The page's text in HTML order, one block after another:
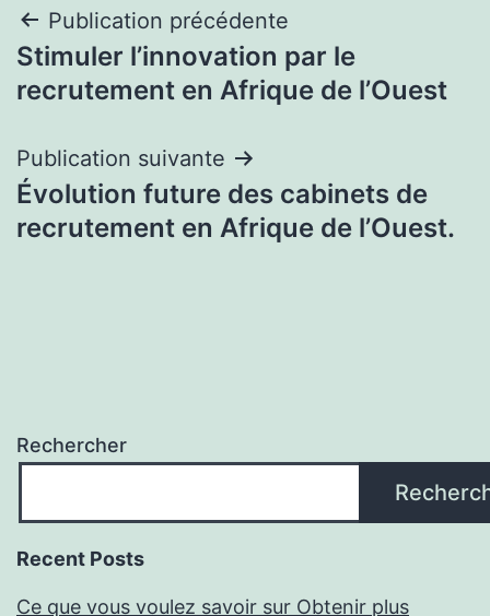
Navigation
de
Publication précédente
Stimuler l’innovation par le
recrutement en Afrique de l’Ouest
Publication suivante
Évolution future des cabinets de
recrutement en Afrique de l’Ouest.
Rechercher
Recent Posts
Ce que vous voulez savoir sur Obtenir plus